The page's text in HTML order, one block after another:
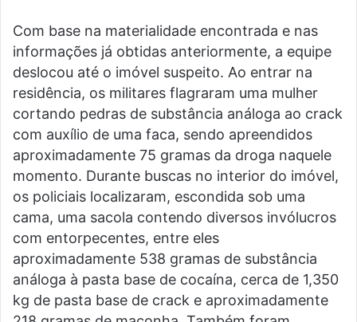
Com base na materialidade encontrada e nas
informações já obtidas anteriormente, a equipe
deslocou até o imóvel suspeito. Ao entrar na
residência, os militares flagraram uma mulher
cortando pedras de substância análoga ao crack
com auxílio de uma faca, sendo apreendidos
aproximadamente 75 gramas da droga naquele
momento. Durante buscas no interior do imóvel,
os policiais localizaram, escondida sob uma
cama, uma sacola contendo diversos invólucros
com entorpecentes, entre eles
aproximadamente 538 gramas de substância
análoga à pasta base de cocaína, cerca de 1,350
kg de pasta base de crack e aproximadamente